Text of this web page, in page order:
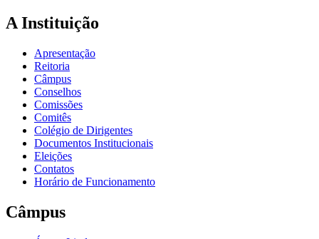
A Instituição
Apresentação
Reitoria
Câmpus
Conselhos
Comissões
Comitês
Colégio de Dirigentes
Documentos Institucionais
Eleições
Contatos
Horário de Funcionamento
Câmpus